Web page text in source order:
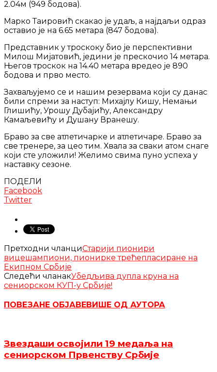
2.04м (949 бодова).
Марко Таировић скакао је удаљ, а најдаљи одраз
оставио је на 6.65 метара (847 бодова).
Представник у троскоку био је перспективни
Милош Мијатовић, једини је прескочио 14 метара.
Његов троскок на 14.40 метара вредео је 890
бодова и прво место.
Захваљујемо се и нашим резервама који су данас
били спреми за наступ: Михајлу Кишу, Немањи
Глишићу, Урошу Дубајићу, Александру
Камаљевићу и Душану Вранешу.
Браво за све атлетичарке и атлетичаре. Браво за
све тренере, за цео тим. Хвала за сваки атом снаге
који сте уложили! Желимо свима пуно успеха у
наставку сезоне.
ПОДЕЛИ
Facebook
Twitter
Претходни чланциСтарији пионири
вицешампиони, пионирке трећепласиране на
Екипном Србије
Следећи чланакУбедљива дупла круна на
сениорском КУП-у Србије!
ПОВЕЗАНЕ ОБЈАВЕВИШЕ ОД АУТОРА
Звездаши освојили 19 медаља на
сениорском Првенству Србије